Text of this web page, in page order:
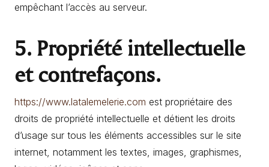
empêchant l’accès au serveur.
5. Propriété intellectuelle
et contrefaçons.
https://www.latalemelerie.com est propriétaire des
droits de propriété intellectuelle et détient les droits
d’usage sur tous les éléments accessibles sur le site
internet, notamment les textes, images, graphismes,